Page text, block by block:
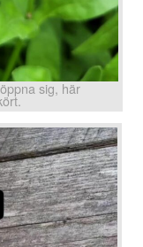
sig, här